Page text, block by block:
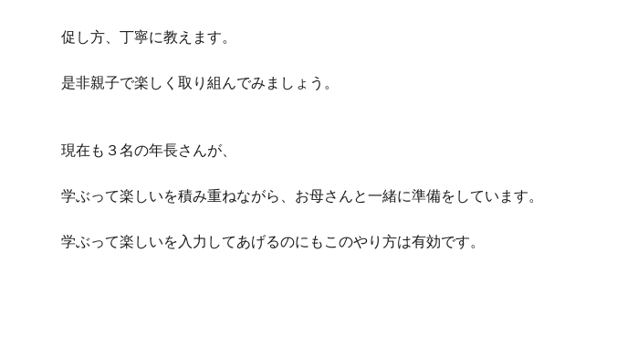
促し方、丁寧に教えます。
是非親子で楽しく取り組んでみましょう。
現在も３名の年長さんが、
学ぶって楽しいを積み重ねながら、お母さんと一緒に準備をしています。
学ぶって楽しいを入力してあげるのにもこのやり方は有効です。